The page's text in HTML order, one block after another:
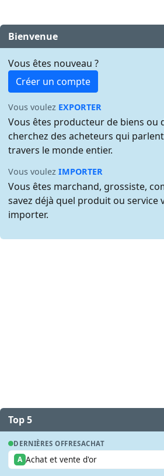
Bienvenue
Vous êtes nouveau ?
Créer un compte
Vous voulez EXPORTER
Vous êtes producteur de biens ou
cherchez des acheteurs qui
travers le monde entier.
Vous voulezIMPORTER
Vous êtes marchand, grossiste,
savez déjà quel produit ou service
importer.
Top 5
DERNIÈRES OFFRESACHAT
A Achat et vente d'or